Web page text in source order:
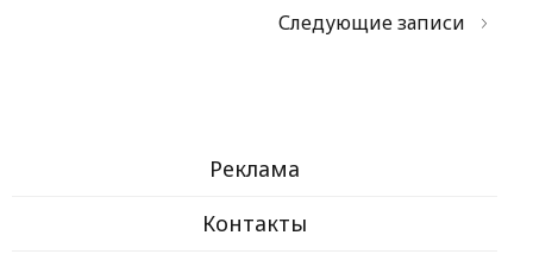
Следующие записи
Реклама
Контакты